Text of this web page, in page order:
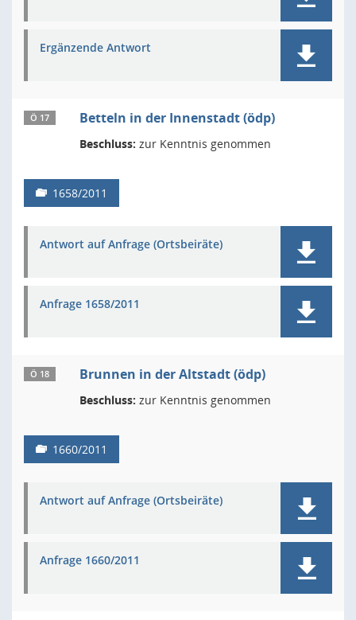
Ergänzende Antwort
Ö 17 Betteln in der Innenstadt (ödp)
Beschluss: zur Kenntnis genommen
1658/2011
Antwort auf Anfrage (Ortsbeiräte)
Anfrage 1658/2011
Ö 18 Brunnen in der Altstadt (ödp)
Beschluss: zur Kenntnis genommen
1660/2011
Antwort auf Anfrage (Ortsbeiräte)
Anfrage 1660/2011